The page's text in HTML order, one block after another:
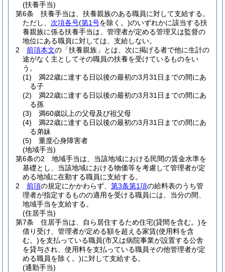
(扶養手当)
第6条
扶養手当は、扶養親族のある職員に対して支給する。
ただし、 次項各号(第1号を除く。)のいずれかに該当する扶
養親族に係る扶養手当は、管理者が定める管理又は監督の
地位にある職員に対しては、支給しない。
2
前項本文の「扶養親族」とは、次に掲げる者で他に生計の
途がなく主としてその職員の扶養を受けているものをい
う。
(1)
満22歳に達する日以後の最初の3月31日までの間にあ
る子
(2)
満22歳に達する日以後の最初の3月31日までの間にあ
る孫
(3)
満60歳以上の父母及び祖父母
(4)
満22歳に達する日以後の最初の3月31日までの間にあ
る弟妹
(5)
重度心身障害者
(地域手当)
第6条の2
地域手当は、当該地域における民間の賃金水準を
基礎とし、当該地域における物価等を考慮して管理者が定
める地域に在勤する職員に支給する。
2
前項の規定にかかわらず、 第3条第1項の給料表のうち管
理者が指定するものの適用を受ける職員には、当分の間、
地域手当を支給する。
(住居手当)
第7条
住居手当は、自ら居住するため住宅(貸間を含む。)を
借り受け、管理者が定める額を超える家賃(使用料を含
む。)を支払っている職員(市又は病院事業が設置する公舎
を貸与され、使用料を支払っている職員その他管理者が定
める職員を除く。)に対して支給する。
(通勤手当)